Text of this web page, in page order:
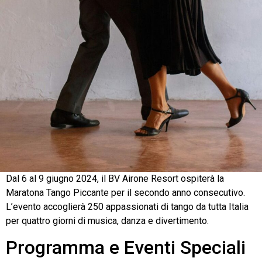
Dal 6 al 9 giugno 2024, il BV Airone Resort ospiterà la
Maratona Tango Piccante per il secondo anno consecutivo.
L’evento accoglierà 250 appassionati di tango da tutta Italia
per quattro giorni di musica, danza e divertimento.
Programma e Eventi Speciali